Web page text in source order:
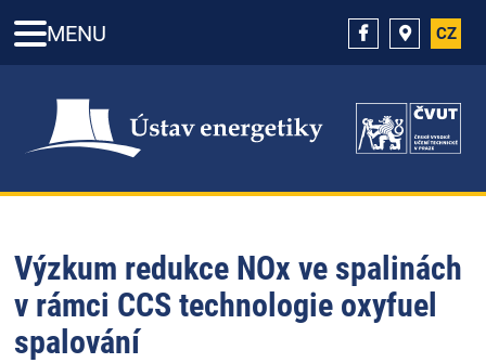
MENU CZ
Výzkum redukce NOx ve spalinách
v rámci CCS technologie oxyfuel
spalování